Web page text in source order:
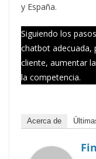
y España.
Siguiendo los
chatbot adecuada,
cliente, aumentar
la competencia.
Acerca de